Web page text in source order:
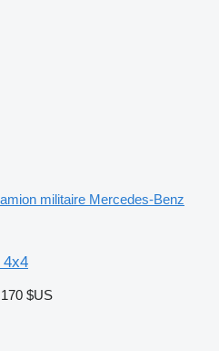
militaire Mercedes-Benz
4x4
$US